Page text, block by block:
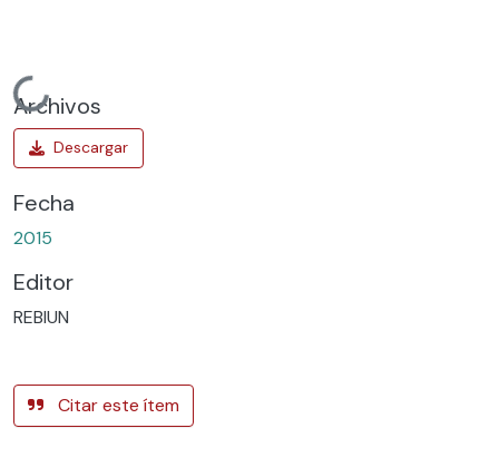
Cargando...
Archivos
Fecha
2015
Editor
REBIUN
Citar este ítem